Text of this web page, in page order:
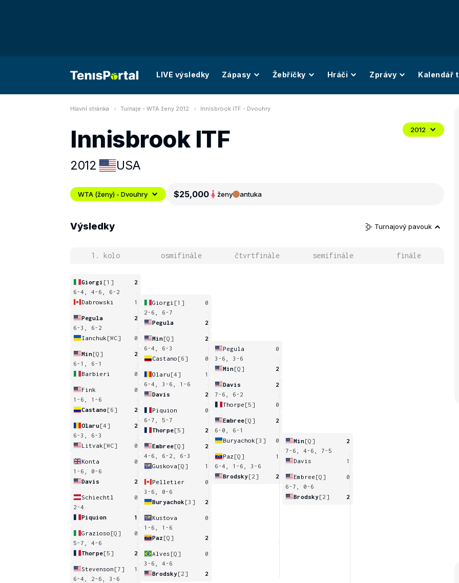
LIVE výsledky Zápasy Žebříčky Hráči Zprávy Kalendář
Hlavní stránka Turnaje - WTA ženy 2012 Innisbrook ITF - Dvouhry
Innisbrook ITF
2012 USA
2012
WTA (ženy) - Dvouhry $25,000 ženy antuka
Výsledky Turnajový pavouk
1. kolo osmifinále čtvrtfinále semifinále finále
Giorgi [1]
2
6-4, 4-6, 6-2
Dabrowski
1
Pegula
2
6-3, 6-2
Ianchuk [WC] 0
Min[Q]
2
6-1, 6-1
Barbieri
0
Fink
0
1-6, 1-6
Castano [6] 2
Olaru[4]
2
6-3, 6-3
Litvak [WC] 0
Konta
0
1-6, 0-6
Davis
2
Schiechtl
0
2-4
Piquion
1
Grazioso [Q]
0
5-7, 4-6
Thorpe[5] 2
Stevenson [7]
1
6-4, 2-6, 3-6
Giorgi [1]
0
2-6, 6-7
Pegula
2
Min[Q]
2
6-4, 6-3
Castano [6] 0
Olaru [4]
1
6-4, 3-6, 1-6
Davis
2
Piquion
0
6-7, 5-7
Thorpe[5] 2
Embree[Q]
2
4-6, 6-2, 6-3
Guskova [Q] 1
Pelletier
0
3-6, 0-6
Buryachok [3] 2
Kustova
0
1-6, 1-6
Paz [Q] 2
Alves [Q]
0
3-6, 4-6
Brodsky[2] 2
Pegula
0
3-6, 3-6
Min[Q] 2
Davis
2
7-6, 6-2
Thorpe [5] 0
Embree[Q]
2
6-0, 6-1
Buryachok [3] 0
Paz [Q]
1
6-4, 1-6, 3-6
Brodsky[2] 2
Min[Q]
2
7-6, 4-6, 7-5
Davis
1
Embree [Q]
0
6-7, 0-6
Brodsky[2] 2